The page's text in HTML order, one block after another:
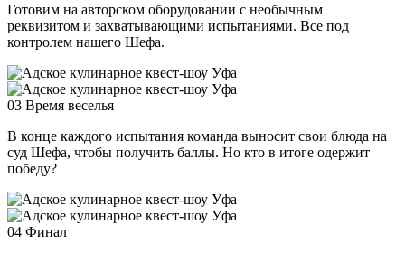
Готовим на авторском оборудовании с необычным
реквизитом и захватывающими испытаниями. Все под
контролем нашего Шефа.
03 Время веселья
В конце каждого испытания команда выносит свои блюда на
суд Шефа, чтобы получить баллы. Но кто в итоге одержит
победу?
04 Финал